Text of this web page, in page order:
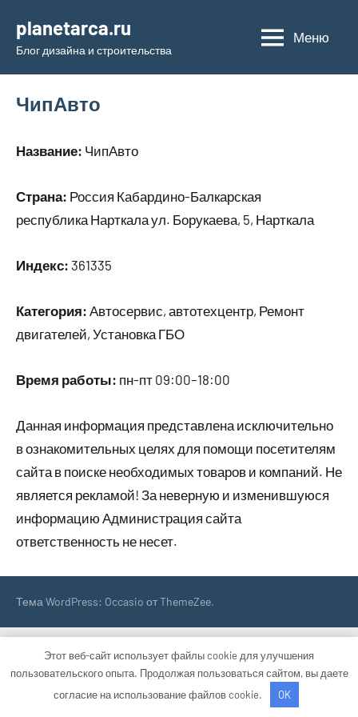
содержимому
planetarca.ru
Блог дизайна и строительства
Меню
ЧипАвто
Название: ЧипАвто
Страна: Россия Кабардино-Балкарская
республика Нарткала ул. Борукаева, 5, Нарткала
Индекс: 361335
Категория: Автосервис, автотехцентр, Ремонт
двигателей, Установка ГБО
Время работы: пн-пт 09:00–18:00
Данная информация представлена исключительно
в ознакомительных целях для помощи посетителям
сайта в поиске необходимых товаров и компаний. Не
является рекламой! За неверную и изменившуюся
информацию Администрация сайта
ответственность не несет.
Тема WordPress: Occasio от ThemeZee.
Этот веб-сайт использует файлы cookie для улучшения
пользовательского опыта. Продолжая пользоваться сайтом, вы даете
согласие на использование файлов cookie.
OK